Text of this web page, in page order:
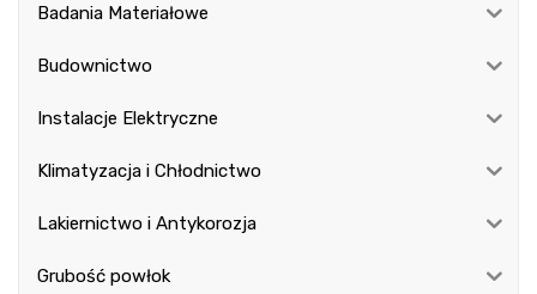
Badania Materiałowe
Budownictwo
Instalacje Elektryczne
Klimatyzacja i Chłodnictwo
Lakiernictwo i Antykorozja
Grubość powłok